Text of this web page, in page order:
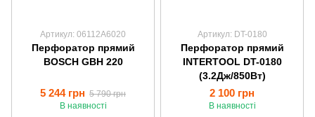
Артикул: 06112A6020
Перфоратор прямий
BOSCH GBH 220
5 244 грн 5 790 грн
В наявності
Артикул: DT-0180
Перфоратор прямий
INTERTOOL DT-0180
(3.2Дж/850Вт)
2 100 грн
В наявності